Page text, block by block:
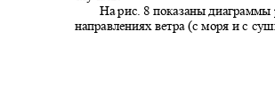
На рис. 8показаны
направлениях ветра (с моря и с